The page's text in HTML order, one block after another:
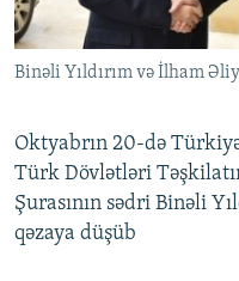
KARIKATURA
İSLAM VƏ DEMOKRATIYA
PEŞƏ ETIKASI VƏ
BIZIMLƏ ƏLAQƏ
XƏBƏR BÜLLETENLƏRIMIZ
Binəli Yıldırım və İlham
Oktyabrın 20-də
Türk Dövlətləri
Şurasının sədri Binəli
qəzaya düşüb